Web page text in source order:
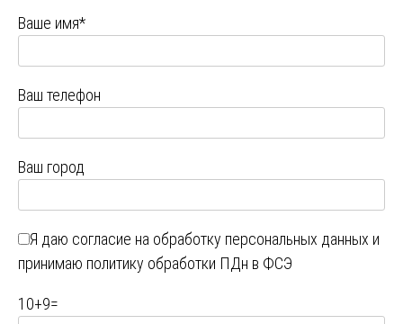
Ваше имя*
Ваш телефон
Ваш город
Я даю согласие на обработку персональных данных и
принимаю политику обработки ПДн в ФСЭ
10+9=